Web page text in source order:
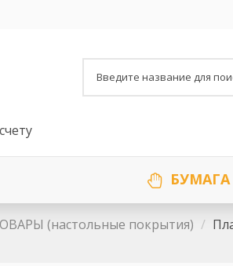
БУМАГА
(настольные покрытия)